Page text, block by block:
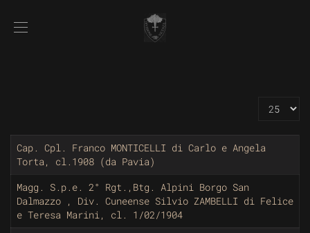
Cap. Cpl. Franco MONTICELLI di Carlo e Angela
Torta, cl.1908 (da Pavia)
Magg. S.p.e. 2° Rgt.,Btg. Alpini Borgo San
Dalmazzo , Div. Cuneense Silvio ZAMBELLI di Felice
e Teresa Marini, cl. 1/02/1904